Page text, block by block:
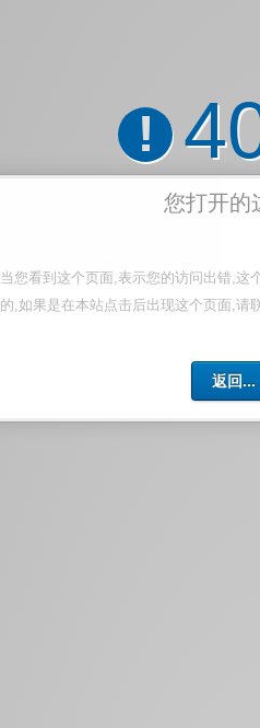
!
您打开的
当您看到这个页面,表示您的访问出错,这
的,如果是在本站点击后出现这个页面,请
返回...